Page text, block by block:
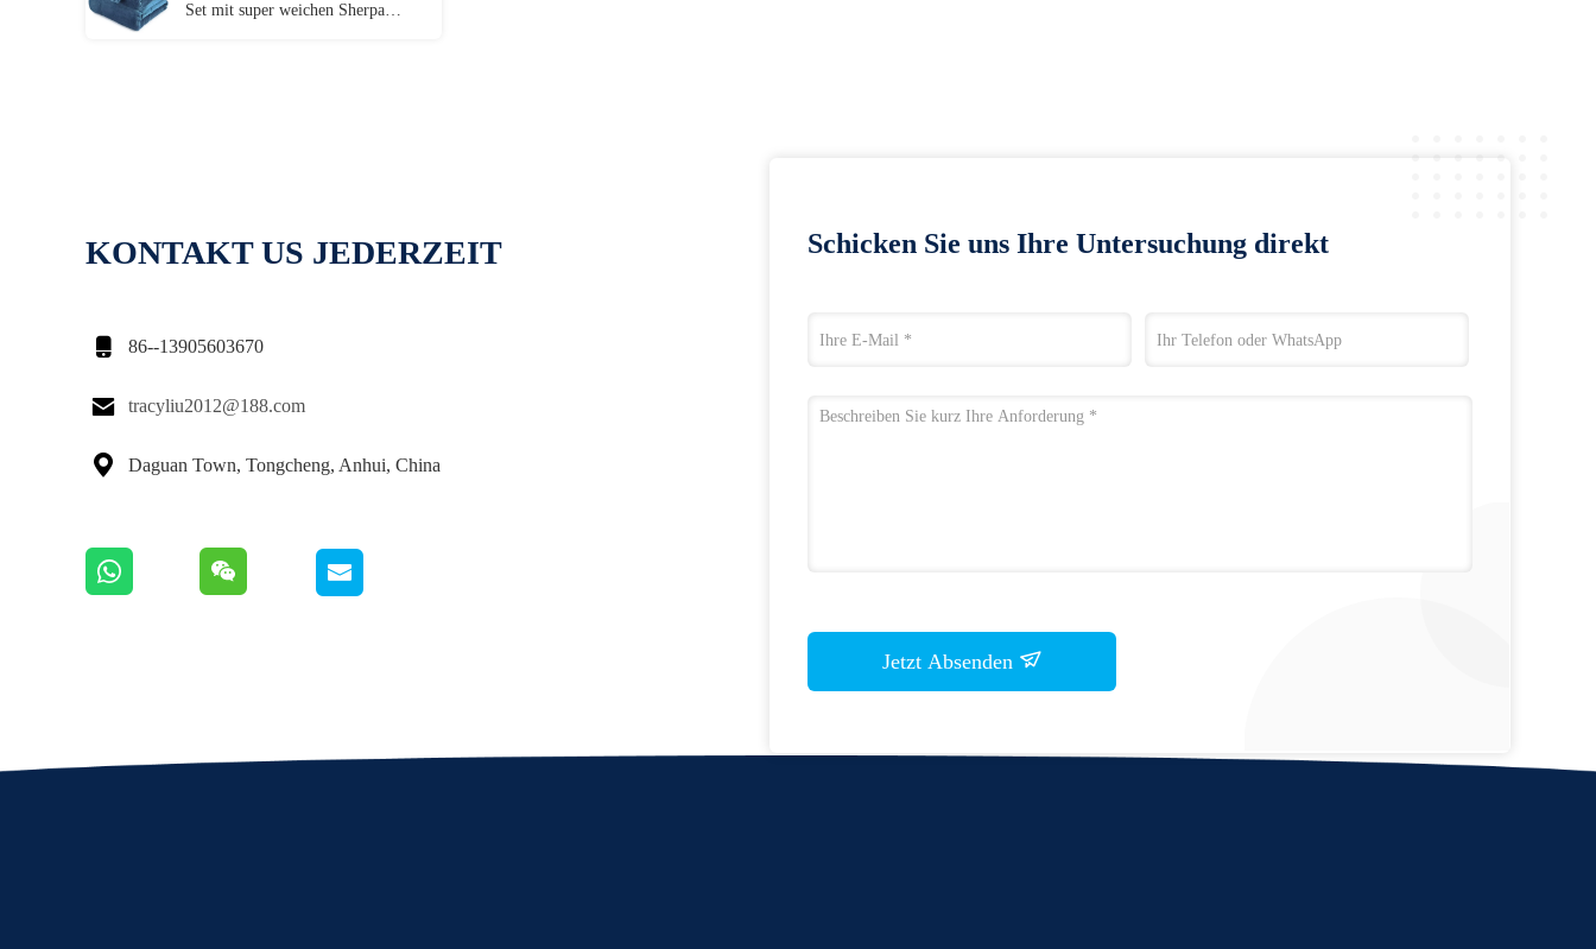
Set mit super weichen Sherpa
KONTAKT US JEDERZEIT
 86--13905603670
 tracyliu2012@188.com
 Daguan Town, Tongcheng, Anhui, China
Schicken Sie uns Ihre Untersuchung direkt
Jetzt Absenden